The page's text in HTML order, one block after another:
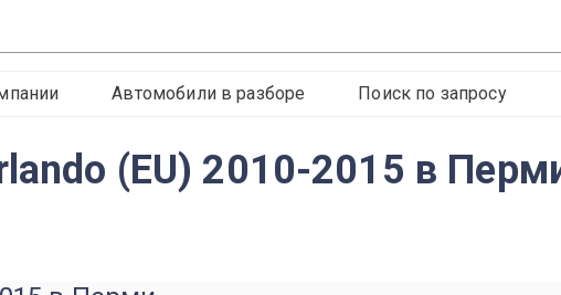
Автомобили в разборе Поиск по запросу
(EU) 2010-2015 в